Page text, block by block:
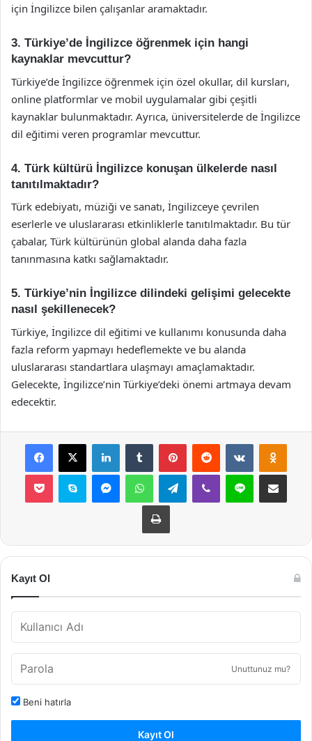
için İngilizce bilen çalışanlar aramaktadır.
3. Türkiye’de İngilizce öğrenmek için hangi
kaynaklar mevcuttur?
Türkiye’de İngilizce öğrenmek için özel okullar, dil kursları,
online platformlar ve mobil uygulamalar gibi çeşitli
kaynaklar bulunmaktadır. Ayrıca, üniversitelerde de İngilizce
dil eğitimi veren programlar mevcuttur.
4. Türk kültürü İngilizce konuşan ülkelerde nasıl
tanıtılmaktadır?
Türk edebiyatı, müziği ve sanatı, İngilizceye çevrilen
eserlerle ve uluslararası etkinliklerle tanıtılmaktadır. Bu tür
çabalar, Türk kültürünün global alanda daha fazla
tanınmasına katkı sağlamaktadır.
5. Türkiye’nin İngilizce dilindeki gelişimi gelecekte
nasıl şekillenecek?
Türkiye, İngilizce dil eğitimi ve kullanımı konusunda daha
fazla reform yapmayı hedeflemekte ve bu alanda
uluslararası standartlara ulaşmayı amaçlamaktadır.
Gelecekte, İngilizce’nin Türkiye’deki önemi artmaya devam
edecektir.
Facebook
X LinkedInTumblr PinterestReddit VKontakte
Pocket Skype MessengerWhatsAppTelegramViber Line E-Posta ile
Yazdır
Kayıt Ol
Unuttunuz mu?
Beni hatırla
Kayıt Ol